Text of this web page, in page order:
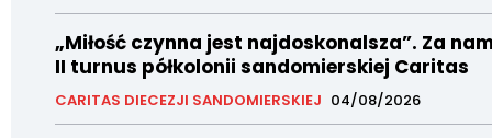
„Miłość czynna jest najdoskonalsza”. Za
II turnus półkolonii sandomierskiej Caritas
CARITAS DIECEZJI SANDOMIERSKIEJ 04/08/2026